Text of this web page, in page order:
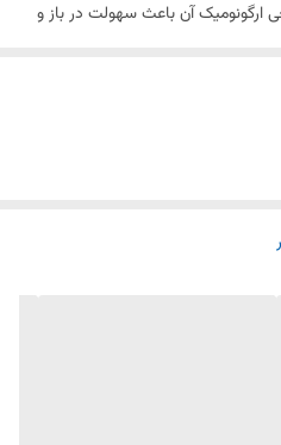
ارگونومیک آن باعث سهولت در باز و